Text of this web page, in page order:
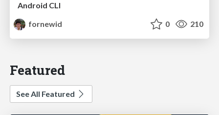
Android CLI
fornewid
0 210
Featured
See All Featured